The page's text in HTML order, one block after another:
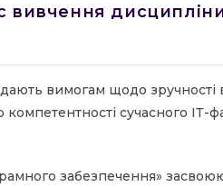
вивчення
вимогам щодо зручності
сучасного ІТ-
забезпечення»